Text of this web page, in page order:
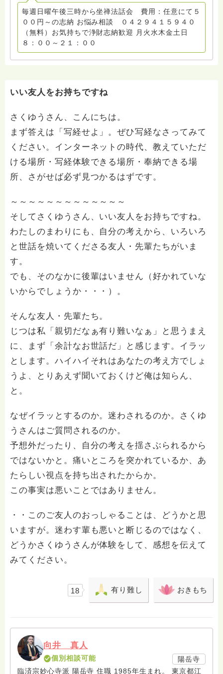
毎週日曜午後三時から坐禅法話会 費用：任意にて５
００円～の志納 お悩み相談 ０４２９４１５９４０
（無料）お気持ちで浄財志納歓迎 月火水木金土日
８：００～２１：００
いい友人をお持ちですね
さくゆうさん、こんにちは。
まず答えは「写経せよ」。ぜひ写経なさってみて
ください。インターネットの時代、教えていただ
ける場所・写経体験できる場所・奉納できる場
所、さがせば必ず見つかるはずです。
～～～～～～～～～～～～～
そしてさくゆうさん、いい友人をお持ちですね。
わたしのまわりにも、自分の考えから、いろいろ
と世話を焼いてくださる友人・先輩たちがいま
す。
でも、そのなかに後輩はいません（好かれていな
いからでしょうか・・・）。
そんな友人・先輩たち。
じつは私「親切だなぁ有り難いなぁ」と思うまえ
に、まず「余計なお世話だ」と感じます。イラッ
とします。ハイハイそれはあなたの考え方でしょ
うよ、とりあえず聞いておくけど俺は知らん、
と。
なぜイラッとするのか。迷わされるのか。さくゆ
うさんはご質問されるのか。
予想外だったり、自分の考えを揺さぶられるから
ではないかと。痛いところを突かれているか、あ
たらしい視点を持ち出されたからか。
この事実は悪いことではありません。
・・このご友人のおっしゃることは、どうかと思
いますが。迷わす輩も悪いと断じるのではなく、
どうかさくゆうさんが体験をして、感想を伝えて
みてください。
18 有り難し おきもち
向井 真人
個別相談可能
陽岳寺
臨済宗妙心寺派 陽岳寺 住職 1985年生まれ。 東京都江